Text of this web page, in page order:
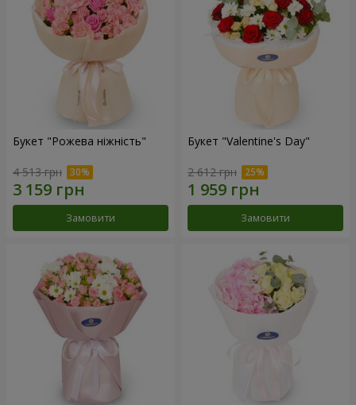
Букет "Рожева ніжність"
4 513 грн
Замовити
Букет "Valentine's Day"
2 612 грн
Замовити